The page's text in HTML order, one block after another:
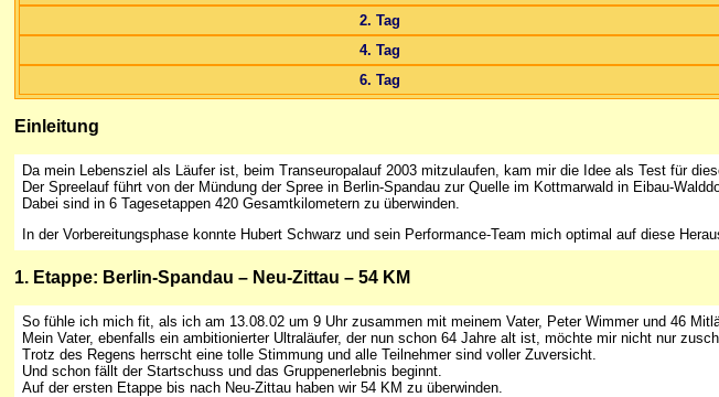
2. Tag
4. Tag
6. Tag
Einleitung
Da mein Lebensziel als Läufer ist, beim Transeuropalauf 2003 mitzulaufen, kam mir die Idee als Test für
Der Spreelauf führt von der Mündung der Spree in Berlin-Spandau zur Quelle im Kottmarwald in Eibau-
Dabei sind in 6 Tagesetappen 420 Gesamtkilometern zu überwinden.
In der Vorbereitungsphase konnte Hubert Schwarz und sein Performance-Team mich optimal auf diese
1. Etappe: Berlin-Spandau – Neu-Zittau – 54 KM
So fühle ich mich fit, als ich am 13.08.02 um 9 Uhr zusammen mit meinem Vater, Peter Wimmer und 46
Mein Vater, ebenfalls ein ambitionierter Ultraläufer, der nun schon 64 Jahre alt ist, möchte mir nicht nur
Trotz des Regens herrscht eine tolle Stimmung und alle Teilnehmer sind voller Zuversicht.
Und schon fällt der Startschuss und das Gruppenerlebnis beginnt.
Auf der ersten Etappe bis nach Neu-Zittau haben wir 54 KM zu überwinden.